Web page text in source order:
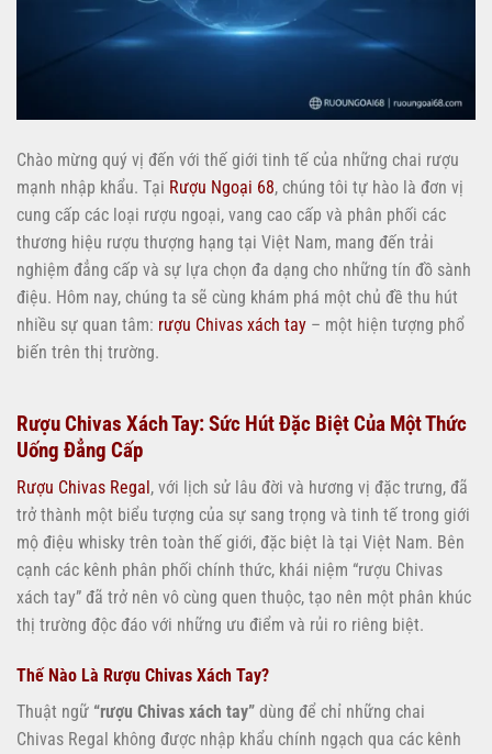
Chào mừng quý vị đến với thế giới tinh tế của những chai rượu
mạnh nhập khẩu. Tại Rượu Ngoại 68, chúng tôi tự hào là đơn vị
cung cấp các loại rượu ngoại, vang cao cấp và phân phối các
thương hiệu rượu thượng hạng tại Việt Nam, mang đến trải
nghiệm đẳng cấp và sự lựa chọn đa dạng cho những tín đồ sành
điệu. Hôm nay, chúng ta sẽ cùng khám phá một chủ đề thu hút
nhiều sự quan tâm: rượu Chivas xách tay – một hiện tượng phổ
biến trên thị trường.
Rượu Chivas Xách Tay: Sức Hút Đặc Biệt Của Một Thức
Uống Đẳng Cấp
Rượu Chivas Regal, với lịch sử lâu đời và hương vị đặc trưng, đã
trở thành một biểu tượng của sự sang trọng và tinh tế trong giới
mộ điệu whisky trên toàn thế giới, đặc biệt là tại Việt Nam. Bên
cạnh các kênh phân phối chính thức, khái niệm “rượu Chivas
xách tay” đã trở nên vô cùng quen thuộc, tạo nên một phân khúc
thị trường độc đáo với những ưu điểm và rủi ro riêng biệt.
Thế Nào Là Rượu Chivas Xách Tay?
Thuật ngữ “rượu Chivas xách tay” dùng để chỉ những chai
Chivas Regal không được nhập khẩu chính ngạch qua các kênh